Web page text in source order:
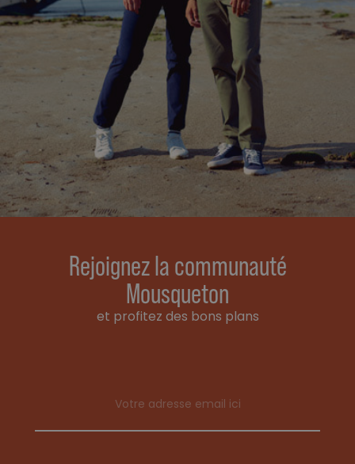
Rejoignez la communauté
Mousqueton
et profitez des bons plans